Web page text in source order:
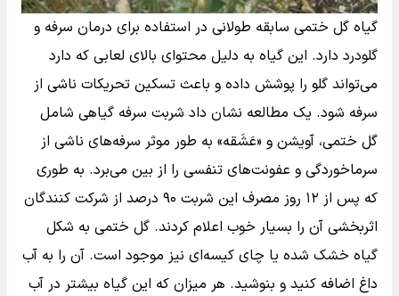
گیاه گل ختمی سابقه طولانی در استفاده برای درمان سرفه و
گلودرد دارد. این گیاه به دلیل محتوای بالای لعابی که دارد
می‌تواند گلو را پوشش داده و باعث تسکین تحریکات ناشی از
سرفه شود. یک مطالعه نشان داد شربت سرفه گیاهی شامل
گل ختمی، آویشن و «عَشَقه» به طور موثر سرفه‌های ناشی از
سرماخوردگی و عفونت‌های تنفسی را از بین می‌برد. به طوری
که پس از ۱۲ روز مصرف این شربت ۹۰ درصد از شرکت کنندگان
اثربخشی آن را بسیار خوب اعلام کردند. گل ختمی به شکل
گیاه خشک شده یا چای کیسه‌ای نیز موجود است. آن را به آب
داغ اضافه کنید و بنوشید. هر میزان که این گیاه بیشتر در آب